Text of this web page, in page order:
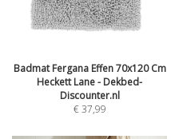
Badmat Fergana Effen 70x120 Cm
Heckett Lane - Dekbed-
Discounter.nl
€37,99